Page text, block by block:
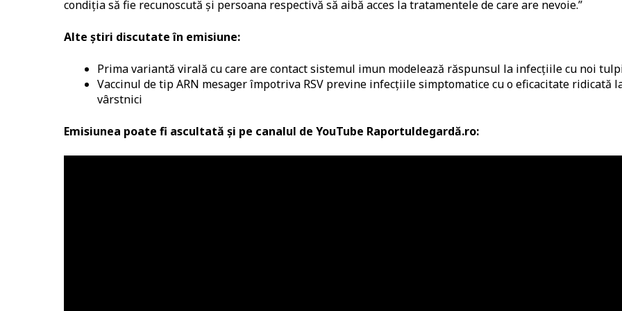
condiția să fie recunoscută și persoana respectivă să aibă acces la tratamentele de care are nevoie.”
Alte știri discutate în emisiune:
Prima variantă virală cu care are contact sistemul imun modelează răspunsul la infecţiile cu noi
Vaccinul de tip ARN mesager împotriva RSV previne infecţiile simptomatice cu o eficacitate ridicată
vârstnici
Emisiunea poate fi ascultată și pe canalul de YouTube Raportuldegardă.ro: